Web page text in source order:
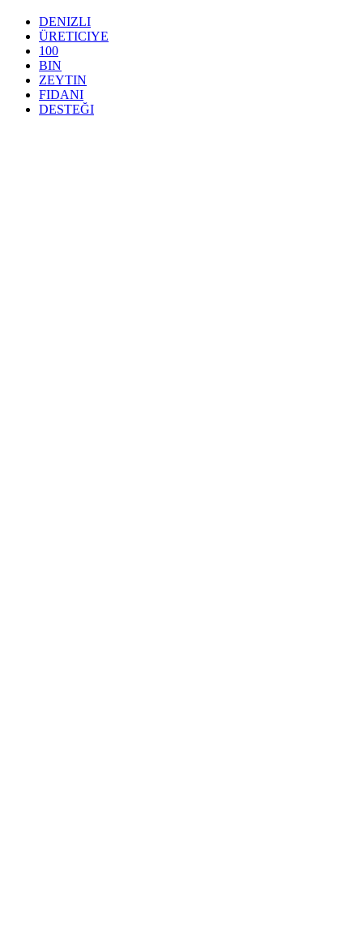
DENIZLI
ÜRETICIYE
100
BIN
ZEYTIN
FIDANI
DESTEĞI